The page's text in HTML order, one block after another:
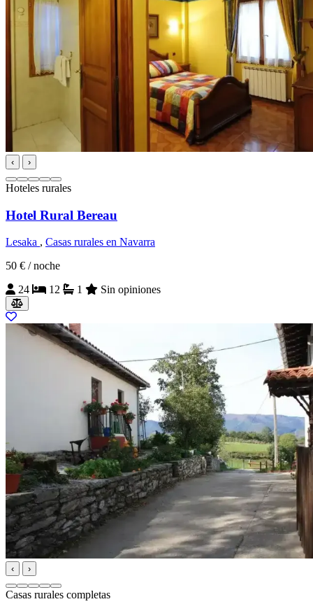
‹ ›
Hoteles rurales
Hotel Rural Bereau
Lesaka , Casas rurales en Navarra
50 € / noche
24
12 1 Sin opiniones
‹ ›
Casas rurales completas